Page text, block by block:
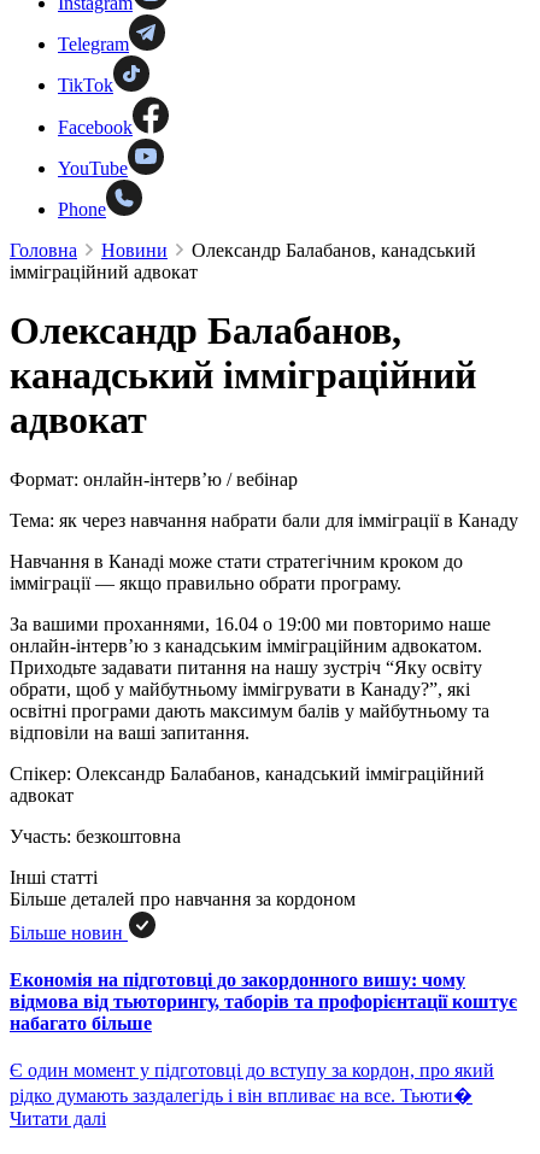
Telegram
TikTok
Facebook
YouTube
Phone
Головна
Новини
Олександр Балабанов, канадський
імміграційний адвокат
Олександр Балабанов,
канадський імміграційний
адвокат
Формат: онлайн-інтерв’ю / вебінар
Тема: як через навчання набрати бали для імміграції в Канаду
Навчання в Канаді може стати стратегічним кроком до
імміграції — якщо правильно обрати програму.
За вашими проханнями, 16.04 о 19:00 ми повторимо наше
онлайн-інтерв’ю з канадським імміграційним адвокатом.
Приходьте задавати питання на нашу зустріч “Яку освіту
обрати, щоб у майбутньому іммігрувати в Канаду?”, які
освітні програми дають максимум балів у майбутньому та
відповіли на ваші запитання.
Спікер: Олександр Балабанов, канадський імміграційний
адвокат
Участь: безкоштовна
Інші статті
Більше деталей про навчання за кордоном
Більше новин
Економія на підготовці до закордонного вишу: чому
відмова від тьюторингу, таборів та профорієнтації коштує
набагато більше
Є один момент у підготовці до вступу за кордон, про який
рідко думають заздалегідь і він впливає на все. Тьюти�
Читати далі